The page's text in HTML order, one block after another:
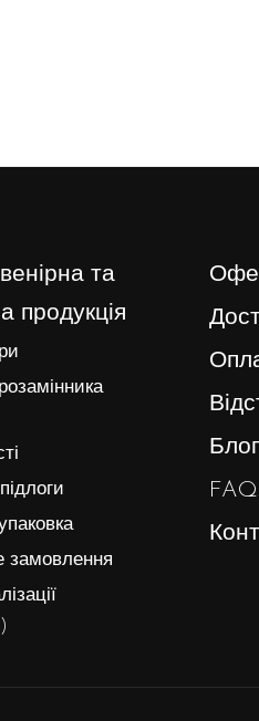
та
продукція
замовлення
Блог